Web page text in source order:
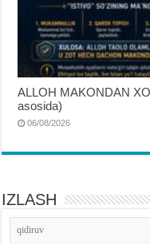
ALLOH MAKONDAN
asosida)
06/08/2026
IZLASH